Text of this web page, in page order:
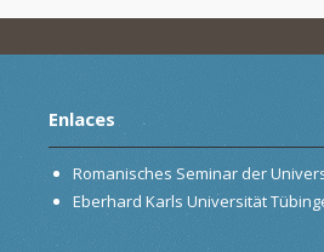
Enlaces
Romanisches Seminar der
Eberhard Karls Universität